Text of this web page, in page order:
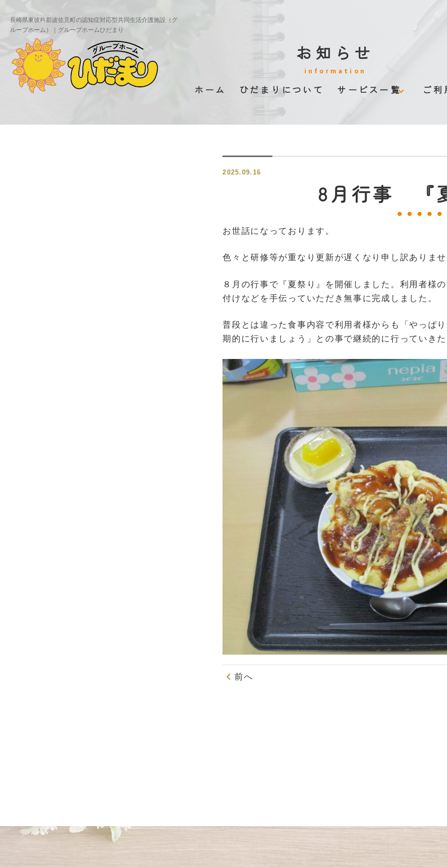
長崎県東彼杵郡波佐見町の認知症対応型共同生活介護施設（グ
ループホーム）｜グループホームひだまり
ホーム ひだまりについて サービス一覧
デイサービス
みまもりサービス
ご利
お知らせ
information
2025.09.16
8月行事 『
お世話になっております。
色々と研修等が重なり更新が遅くなり申し訳ありま
８月の行事で『夏祭り』を開催しました。利用者様
付けなどを手伝っていただき無事に完成しました。
普段とは違った食事内容で利用者様からも「やっぱ
期的に行いましょう」との事で継続的に行っていき
前へ